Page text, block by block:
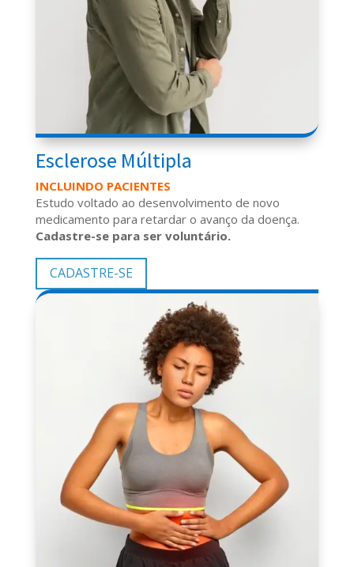
Esclerose Múltipla
INCLUINDO PACIENTES
Estudo voltado ao desenvolvimento de novo
medicamento para retardar o avanço da doença.
Cadastre-se para ser voluntário.
CADASTRE-SE